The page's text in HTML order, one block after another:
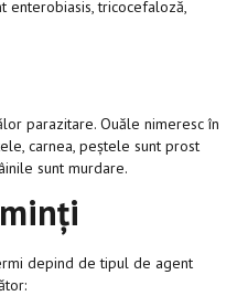
enterobiasis, tricocefaloză,
parazitare. Ouăle nimeresc în
carnea, peștele sunt prost
sunt murdare.
depind de tipul de agent